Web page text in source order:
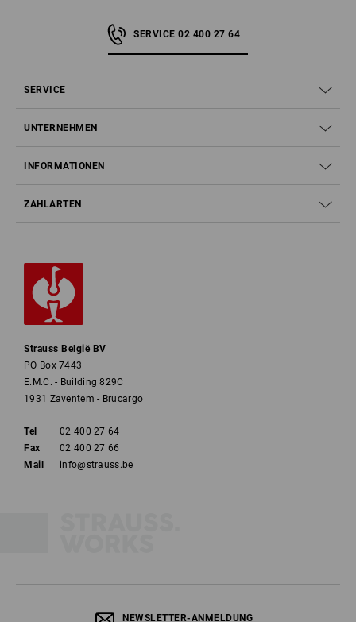
SERVICE 02 400 27 64
SERVICE
UNTERNEHMEN
INFORMATIONEN
ZAHLARTEN
Strauss België BV
PO Box 7443
E.M.C. - Building 829C
1931 Zaventem - Brucargo
Tel
02 400 27 64
Fax
02 400 27 66
Mail
info@strauss.be
NEWSLETTER-ANMELDUNG